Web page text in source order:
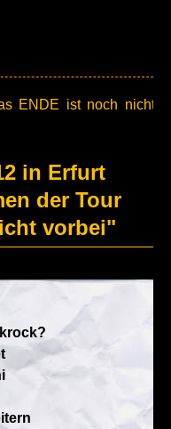
ENDE ist noch nicht
in Erfurt
der Tour
vorbei"